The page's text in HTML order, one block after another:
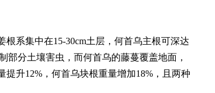
系集中在15-30cm土层，何首乌主根可深达
部分土壤害虫，而何首乌的藤蔓覆盖地面，
升12%，何首乌块根重量增加18%，且两种